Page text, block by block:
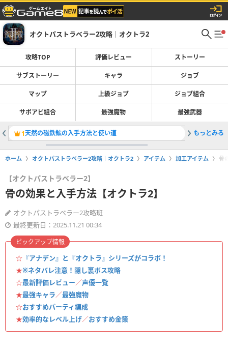
オクトパストラベラー2攻略｜オクトラ2
攻略TOP 評価レビュー ストーリー
サブストーリー キャラ ジョブ
マップ 上級ジョブ ジョブ組合
サポアビ組合 最強魔物 最強武器
1天然の磁鉄鉱の入手方法と使い道 2最強武
もっとみる
ホーム オクトパストラベラー2攻略｜オクトラ2 アイテム 加工アイテム 骨
【オクトパストラベラー2】
骨の効果と入手方法【オクトラ2】
オクトパストラベラー2攻略班
最終更新日：2025.11.21 00:34
☆ 『アナデン』と『オクトラ』シリーズがコラボ！
★※ネタバレ注意！隠し裏ボス攻略
☆最新評価レビュー／声優一覧
★最強キャラ／最強魔物
☆おすすめパーティ編成
★効率的なレベル上げ／おすすめ金策
ピックアップ情報